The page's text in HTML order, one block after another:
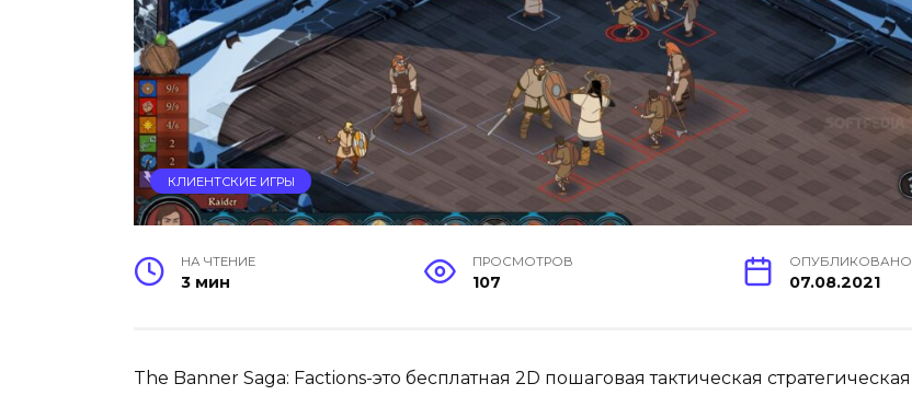
КЛИЕНТСКИЕ ИГРЫ
НА ЧТЕНИЕ
3 мин
ПРОСМОТРОВ
107
ОПУБЛИКОВАНО
07.08.2021
The Banner Saga: Factions-это бесплатная 2D пошаговая тактическая стратегическая